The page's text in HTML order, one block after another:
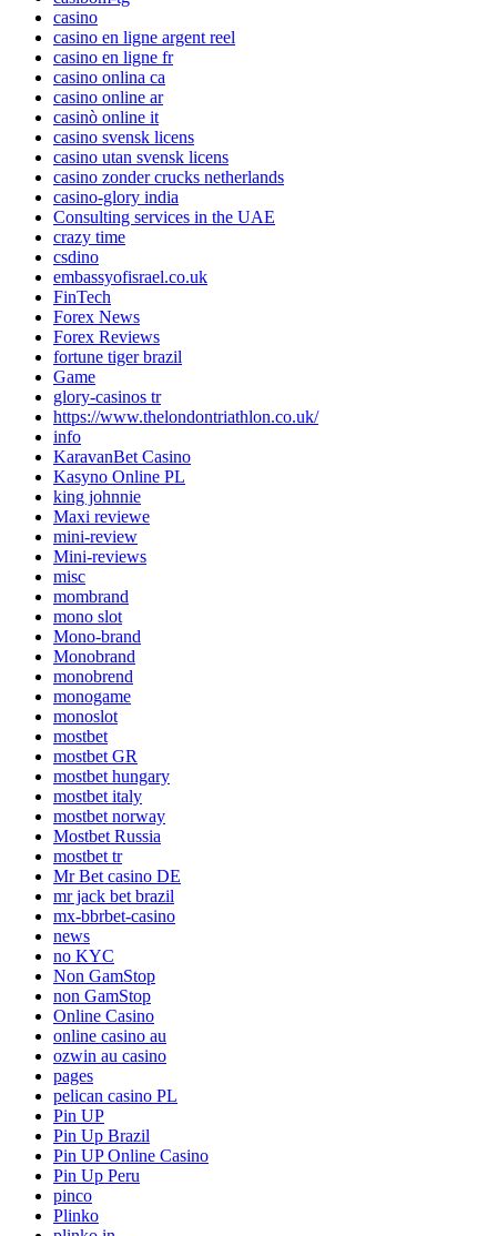
casino
casino en ligne argent reel
casino en ligne fr
casino onlina ca
casino online ar
casinò online it
casino svensk licens
casino utan svensk licens
casino zonder crucks netherlands
casino-glory india
Consulting services in the UAE
crazy time
csdino
embassyofisrael.co.uk
FinTech
Forex News
Forex Reviews
fortune tiger brazil
Game
glory-casinos tr
https://www.thelondontriathlon.co.uk/
info
KaravanBet Casino
Kasyno Online PL
king johnnie
Maxi reviewe
mini-review
Mini-reviews
misc
mombrand
mono slot
Mono-brand
Monobrand
monobrend
monogame
monoslot
mostbet
mostbet GR
mostbet hungary
mostbet italy
mostbet norway
Mostbet Russia
mostbet tr
Mr Bet casino DE
mr jack bet brazil
mx-bbrbet-casino
news
no KYC
Non GamStop
non GamStop
Online Casino
online casino au
ozwin au casino
pages
pelican casino PL
Pin UP
Pin Up Brazil
Pin UP Online Casino
Pin Up Peru
pinco
Plinko